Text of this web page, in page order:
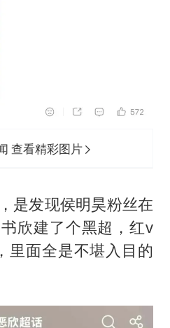
查看精彩图片
是发现侯明昊粉丝在
欣建了个黑超，红v
里面全是不堪入目的